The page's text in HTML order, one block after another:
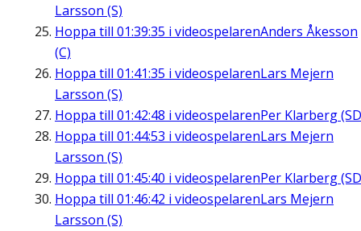
Larsson (S)
Hoppa till 01:39:35 i videospelarenAnders Åkesson
(C)
Hoppa till 01:41:35 i videospelarenLars Mejern
Larsson (S)
Hoppa till 01:42:48 i videospelarenPer Klarberg
Hoppa till 01:44:53 i videospelarenLars Mejern
Larsson (S)
Hoppa till 01:45:40 i videospelarenPer Klarberg
Hoppa till 01:46:42 i videospelarenLars Mejern
Larsson (S)